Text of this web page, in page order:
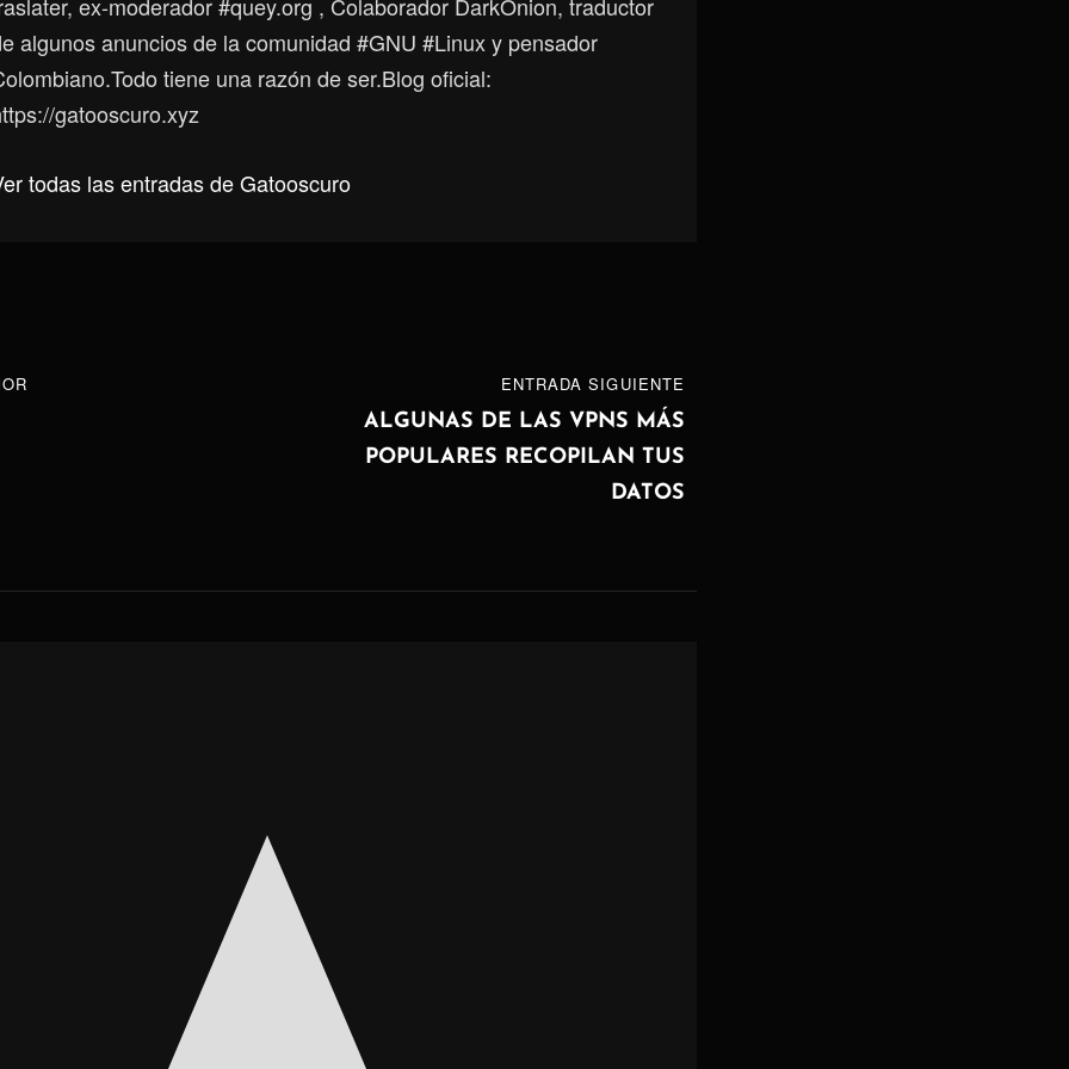
algunos anuncios de la comunidad #GNU #Linux y pensador
tiene una razón de ser.Blog oficial:
gatooscuro.xyz
todas las entradas de Gatooscuro
SIGUIENTE
ENTRADA SIGUIENTE
ALGUNAS DE LAS VPNS MÁS
POPULARES RECOPILAN TUS
DATOS